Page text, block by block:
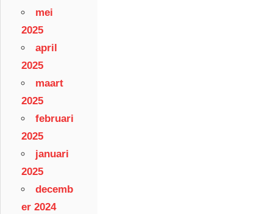
mei
2025
april
2025
maart
2025
februari
2025
januari
2025
decemb
er 2024